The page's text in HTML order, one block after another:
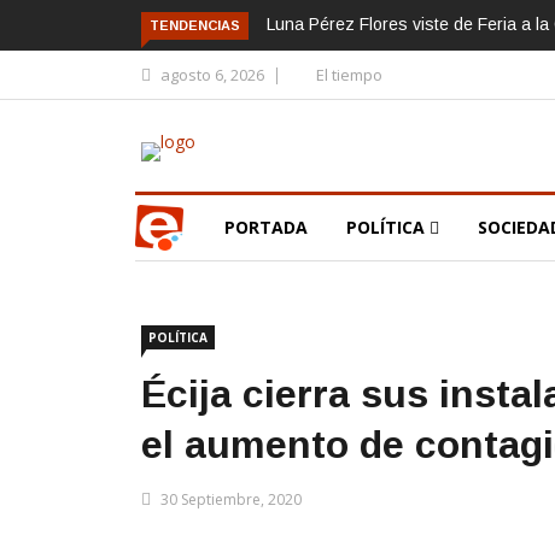
TENDENCIAS Luna Pérez Flores viste de Feria a
agosto 6, 2026 El tiempo
PORTADA POLÍTICA
POLÍTICA
Écija cierra sus
el aumento de
30 Septiembre, 2020